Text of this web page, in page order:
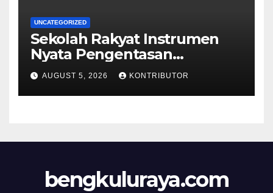
UNCATEGORIZED
Sekolah Rakyat Instrumen
Nyata Pengentasan
Kemiskinan Antargenerasi
AUGUST 5, 2026 KONTRIBUTOR
bengkuluraya.com